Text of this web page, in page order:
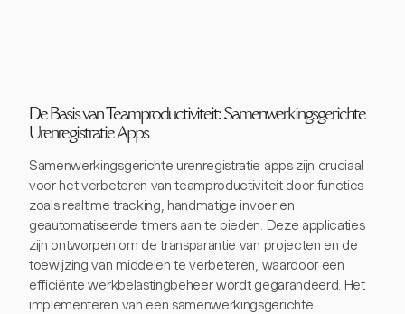
De Basis van Teamproductiviteit: Samenwerkingsgerichte
Urenregistratie Apps
Samenwerkingsgerichte urenregistratie-apps zijn cruciaal
voor het verbeteren van teamproductiviteit door functies
zoals realtime tracking, handmatige invoer en
geautomatiseerde timers aan te bieden. Deze applicaties
zijn ontworpen om de transparantie van projecten en de
toewijzing van middelen te verbeteren, waardoor een
efficiënte werkbelastingbeheer wordt gegarandeerd. Het
implementeren van een samenwerkingsgerichte